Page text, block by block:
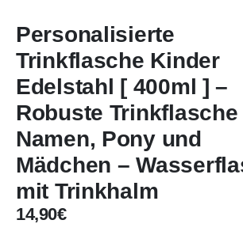
Personalisierte
Trinkflasche Kinder
Edelstahl [ 400ml ] –
Robuste
Namen, Pony und
Mädchen –
mit Trinkhalm
14,90€